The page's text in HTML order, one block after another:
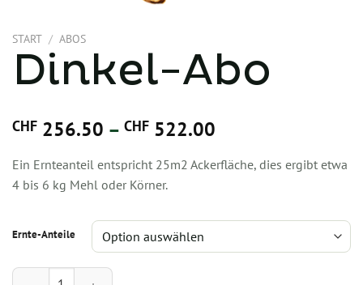
START / ABOS
Dinkel-Abo
CHF 256.50 – CHF 522.00
CHF 256.50
CHF 522.00
Ein Ernteanteil entspricht 25m2 Ackerfläche, dies ergibt etwa
4 bis 6 kg Mehl oder Körner.
Ernte-Anteile
Dinkel-Abo Menge